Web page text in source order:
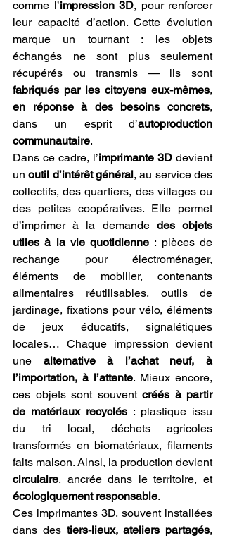
comme l’impression 3D, pour renforcer
leur capacité d’action. Cette évolution
marque un tournant : les objets
échangés ne sont plus seulement
récupérés ou transmis — ils sont
fabriqués par les citoyens eux-mêmes
en réponse à des besoins concrets,
dans un esprit d’autoproduction
communautaire.
Dans ce cadre, l’imprimante 3D devient
un outil d’intérêt général, au service des
collectifs, des quartiers, des villages ou
des petites coopératives. Elle permet
d’imprimer à la demande des objets
utiles à la vie quotidienne : pièces de
rechange pour électroménager,
éléments de mobilier, contenants
alimentaires réutilisables, outils de
jardinage, fixations pour vélo, éléments
de jeux éducatifs, signalétiques
locales… Chaque impression devient
une alternative à l’achat neuf, à
l’importation, à l’attente. Mieux encore,
ces objets sont souvent créés à partir
de matériaux recyclés : plastique issu
du tri local, déchets agricoles
transformés en biomatériaux, filaments
faits maison. Ainsi, la production devient
circulaire
, ancrée dans le territoire, et
écologiquement responsable.
Ces imprimantes 3D, souvent installées
dans des tiers-lieux, ateliers partagés,